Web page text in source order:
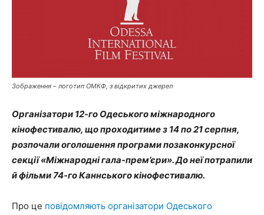
Зображення – логотип ОМКФ, з відкритих джерел
Організатори 12-го Одеського міжнародного
кінофестивалю, що проходитиме з 14 по 21 серпня,
розпочали оголошення програми позаконкурсної
секції «Міжнародні гала-прем’єри». До неї потрапили
й фільми 74-го Каннського кінофестивалю.
Про це повідомляють організатори Одеського